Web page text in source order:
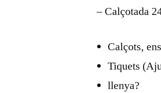
– Calçotada
Calçots,
Tiquets
llenya?